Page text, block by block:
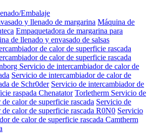
Embalaje
y llenado de margarina Máquina de
Empaquetadora de margarina para
de llenado y envasado de salsas
de calor de superficie rascada
de calor de superficie rascada
Servicio de intercambiador de calor de
Servicio de intercambiador de calor de
de Schr0der Servicio de intercambiador de
raspada Chenatator Torletherm Servicio de
calor de superficie rascada Servicio de
calor de superficie rascada R0N0 Servicio
de calor de superficie rascada Camtherm